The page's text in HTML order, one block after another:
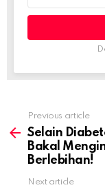
more
Previous article
Selain
Bakal
Berlebihan!
Next article